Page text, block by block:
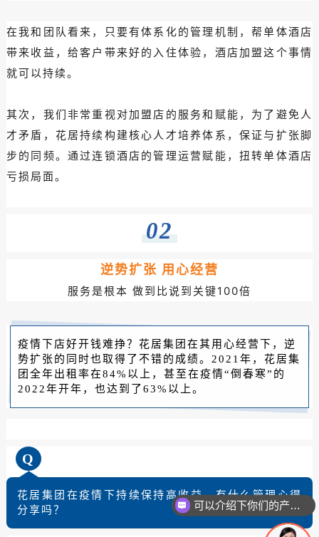
在我和团队看来，只要有体系化的管理机制，帮单体酒店
带来收益，给客户带来好的入住体验，酒店加盟这个事情
就可以持续。
其次，我们非常重视对加盟店的服务和赋能，为了避免人
才矛盾，花居持续构建核心人才培养体系，保证与扩张脚
步的同频。通过连锁酒店的管理运营赋能，扭转单体酒店
亏损局面。
02
逆势扩张 用心经营
服务是根本 做到比说到关键100倍
疫情下店好开钱难挣？花居集团在其用心经营下，逆
势扩张的同时也取得了不错的成绩。2021年，花居集
团全年出租率在84%以上，甚至在疫情“倒春寒”的
2022年开年，也达到了63%以上。
Q
花居集团在疫情下持续保持高收益，有什么管理心得
分享吗？
可以介绍下你们的产品么？
你们是怎么收费的呢？